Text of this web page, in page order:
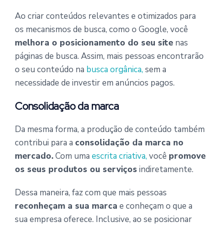
Ao criar conteúdos relevantes e otimizados para
os mecanismos de busca, como o Google, você
melhora o posicionamento do seu site nas
páginas de busca. Assim, mais pessoas encontrarão
o seu conteúdo na busca orgânica, sem a
necessidade de investir em anúncios pagos.
Consolidação da marca
Da mesma forma, a produção de conteúdo também
contribui para a consolidação da marca no
mercado.Com uma escrita criativa, você promove
os seus produtos ou serviços indiretamente.
Dessa maneira, faz com que mais pessoas
reconheçam a sua marca e conheçam o que a
sua empresa oferece. Inclusive, ao se posicionar